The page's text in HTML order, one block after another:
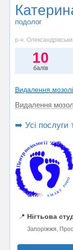
подолог
р-н.
10
балів
Видалення
Видалення
➡️ Усі послуги
📍 Нігтьова
Запоріжжя,